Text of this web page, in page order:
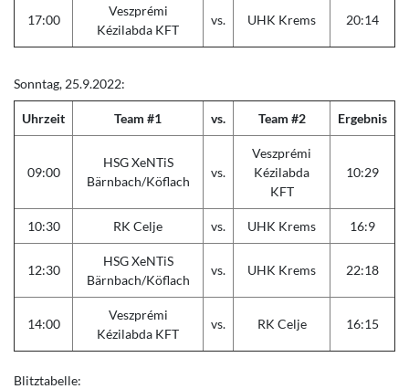
17:00
Veszprémi
Kézilabda KFT
vs. UHK Krems 20:14
Sonntag, 25.9.2022:
Uhrzeit Team #1 vs. Team #2 Ergebnis
09:00
HSG XeNTiS
Bärnbach/Köflach
vs.
Veszprémi
Kézilabda
KFT
10:29
10:30 RK Celje vs. UHK Krems 16:9
12:30
HSG XeNTiS
Bärnbach/Köflach
vs. UHK Krems 22:18
14:00
Veszprémi
Kézilabda KFT
vs. RK Celje 16:15
Blitztabelle: